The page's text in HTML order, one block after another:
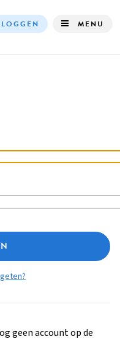
MENU
geen account op de